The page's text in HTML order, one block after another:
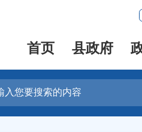
首页 县政府